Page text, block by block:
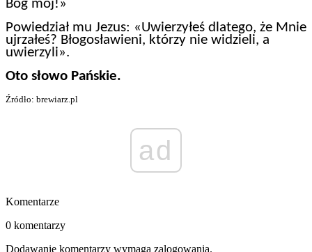
Bóg mój!»
Powiedział mu Jezus: «Uwierzyłeś dlatego, że Mnie
ujrzałeś? Błogosławieni, którzy nie widzieli, a
uwierzyli».
Oto słowo Pańskie.
Źródło: brewiarz.pl
ad
Komentarze
0 komentarzy
Dodawanie komentarzy wymaga zalogowania.